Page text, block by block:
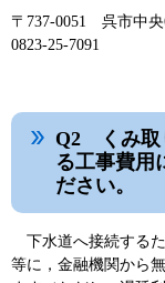
〒737-0051 呉市中央
0823-25-7091
Q2 くみ取
る工事費用
ださい。
下水道へ接続する
等に，金融機関から